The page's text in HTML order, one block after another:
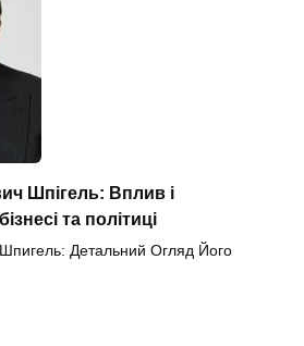
Шпігель: Вплив і
та політиці
Детальний Огляд Його